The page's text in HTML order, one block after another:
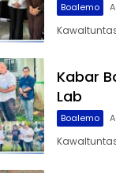
Boalemo
Kabar
Lab
Boalemo